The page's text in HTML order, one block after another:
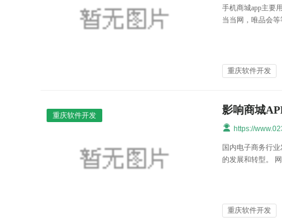
手机商城app主要
当当网，唯品会等
重庆软件开发
重庆软件开发 影响商城
https://
国内电子商务行
的发展和转型。
重庆软件开发